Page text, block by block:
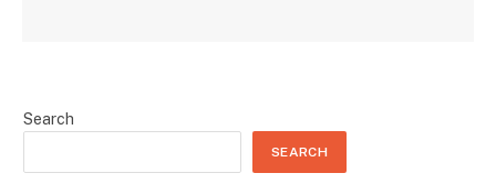
Search
SEARCH